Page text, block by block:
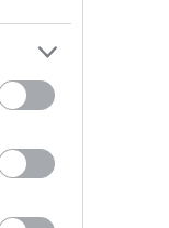
szó
18741914